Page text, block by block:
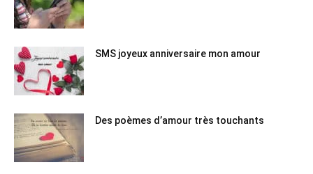
SMS joyeux anniversaire mon amour
Des poèmes d’amour très touchants